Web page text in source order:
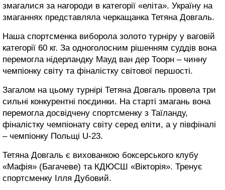
змагалися за нагороди в категорії «еліта». Україну на
змаганнях представляла черкащанка Тетяна Довгаль.
Наша спортсменка виборола золото турніру у ваговій
категорії 60 кг. За одноголосним рішенням суддів вона
перемогла нідерландку Мауд ван дер Тоорн – чинну
чемпіонку світу та фіналістку світової першості.
Загалом на цьому турнірі Тетяна Довгаль провела три
сильні конкурентні поєдинки. На старті змагань вона
перемогла досвідчену спортсменку з Таїланду,
фіналістку чемпіонату світу серед еліти, а у півфіналі
– чемпіонку Польщі U-23.
Тетяна Довгаль є вихованкою боксерського клубу
«Мафія» (Багачеве) та КДЮСШ «Вікторія». Тренує
спортсменку Ілля Дубовий.